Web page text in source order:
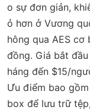
o sự đơn giản,
ỏ hơn ở Vương
hông qua AES cơ
đồng. Giá bắt
háng đến $15/
Ưu điểm bao
box để lưu trữ